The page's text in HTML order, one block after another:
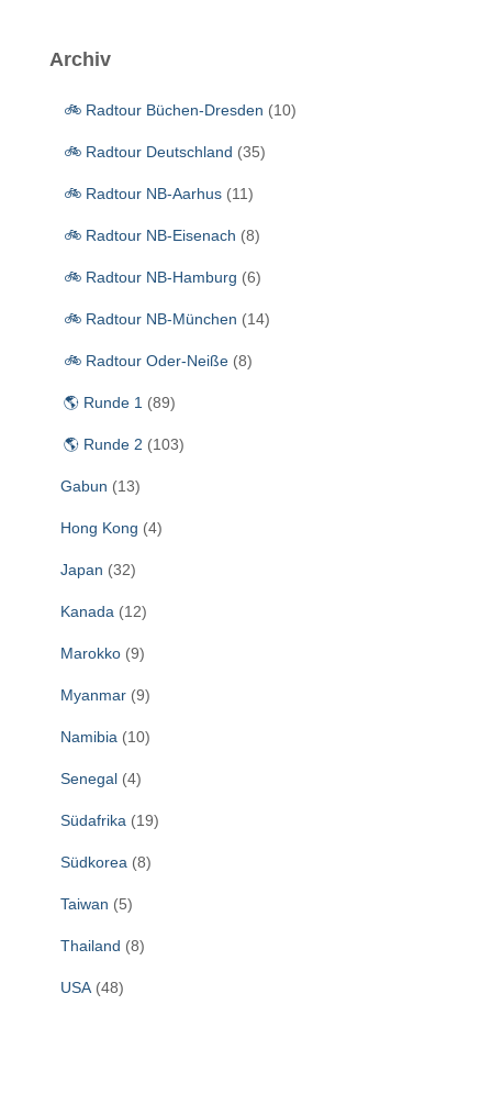
n
Archiv
🚲 Radtour Büchen-Dresden (10)
🚲 Radtour Deutschland (35)
🚲 Radtour NB-Aarhus (11)
🚲 Radtour NB-Eisenach (8)
🚲 Radtour NB-Hamburg (6)
🚲 Radtour NB-München (14)
🚲 Radtour Oder-Neiße (8)
🌎 Runde 1 (89)
🌎 Runde 2 (103)
Gabun (13)
Hong Kong (4)
Japan (32)
Kanada (12)
Marokko (9)
Myanmar (9)
Namibia (10)
Senegal (4)
Südafrika (19)
Südkorea (8)
Taiwan (5)
Thailand (8)
USA (48)